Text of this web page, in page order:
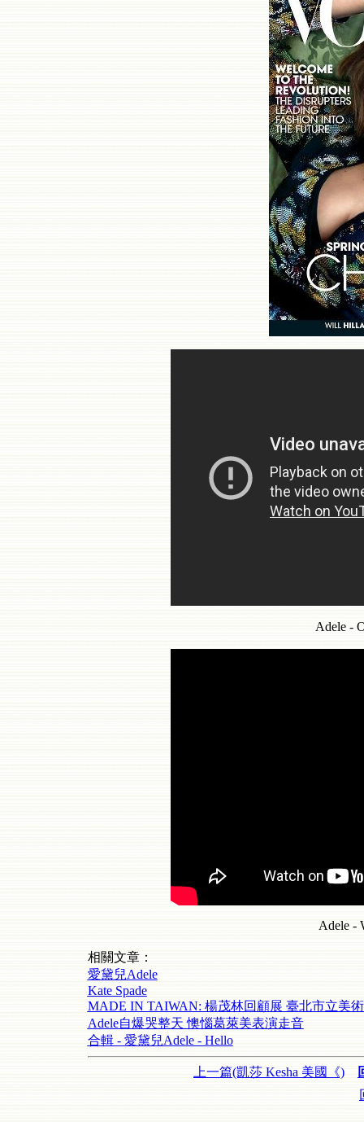
Adele -
Adele -
相關文章：
愛黛兒Adele
Kate Spade
MADE IN TAIWAN: 楊茂林回顧展 臺北市立美術
Adele自爆哭整天 懊惱葛萊美表演走音
合輯 - 愛黛兒Adele - Hello
上一篇(凱莎 Kesha 美國《)